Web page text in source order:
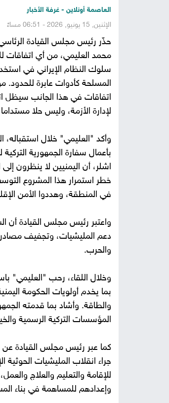
العاصمة أونلاين - غرفة الأخبار
الإثنين, 15 يونيو, 2026 - 06:51 مساءً
حذّر رئيس مجلس القيادة
محمد العليمي، من أي اتفاقات
سلوك النظام الإيراني في
المسلحة كأدوات عابرة للحدود.
اتفاقات في هذا الجانب سيظل
لإدارة الأزمة، وليس حلا مستداما
وأكد "العليمي" خلال استقباله،
بأعمال سفارة الجمهورية التركية
اشلر، أن اليمنيين لا ينظرون
خطر استمرار هذا المشروع
في المنطقة، وهددوا الأمن
واعتبر رئيس مجلس القيادة أن
دعم المليشيات، وتجفيف مصادر
والحرب.
وخلال اللقاء، رحب "العليمي"
بما يخدم أولويات الحكومة
والطاقة. وأشاد بما قدمته
المؤسسات التركية الرسمية
كما عبر رئيس مجلس القيادة عن
جراء انقلاب المليشيات
للإقامة والتعليم والعلاج
وإعدادهم للمساهمة في بناء